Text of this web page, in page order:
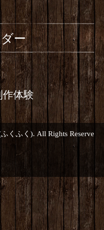
ー
体験
くふく). All Rights Reserve